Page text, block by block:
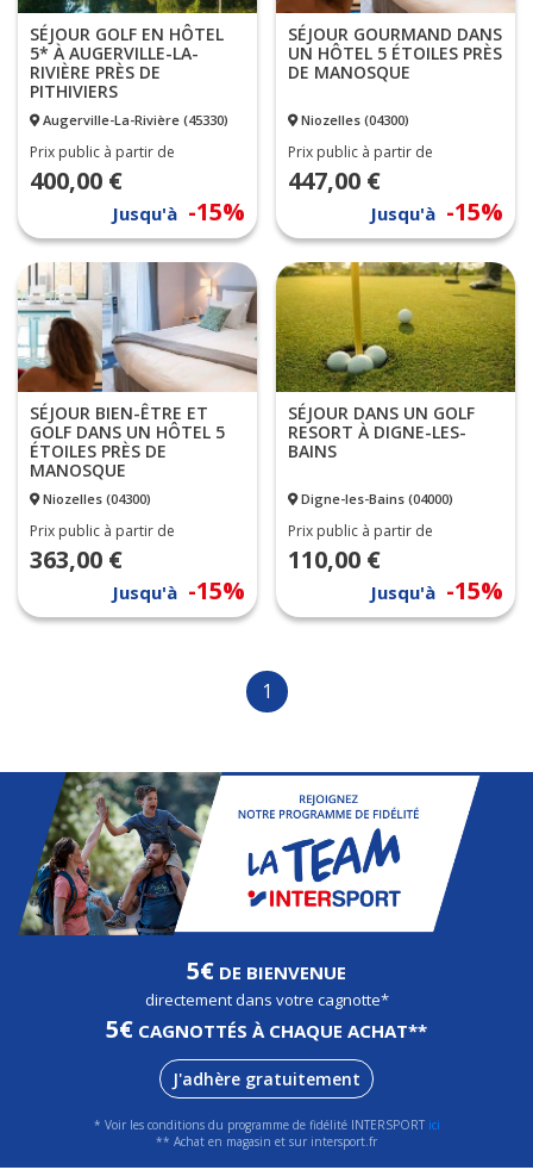
SÉJOUR GOLF EN HÔTEL
5* À AUGERVILLE-LA-
RIVIÈRE PRÈS DE
PITHIVIERS
Augerville-La-Rivière (45330)
Prix public à partir de
400,00 €
Jusqu'à -15%
SÉJOUR GOURMAND DANS
UN HÔTEL 5 ÉTOILES PRÈS
DE MANOSQUE
Niozelles (04300)
Prix public à partir de
447,00 €
Jusqu'à -15%
SÉJOUR BIEN-ÊTRE ET
GOLF DANS UN HÔTEL 5
ÉTOILES PRÈS DE
MANOSQUE
Niozelles (04300)
Prix public à partir de
363,00 €
Jusqu'à -15%
SÉJOUR DANS UN GOLF
RESORT À DIGNE-LES-
BAINS
Digne-les-Bains (04000)
Prix public à partir de
110,00 €
Jusqu'à -15%
1
5€ DE BIENVENUE
directement dans votre cagnotte*
5€ CAGNOTTÉS À CHAQUE ACHAT**
J'adhère gratuitement
* Voir les conditions du programme de fidélité INTERSPORT ici
** Achat en magasin et sur intersport.fr